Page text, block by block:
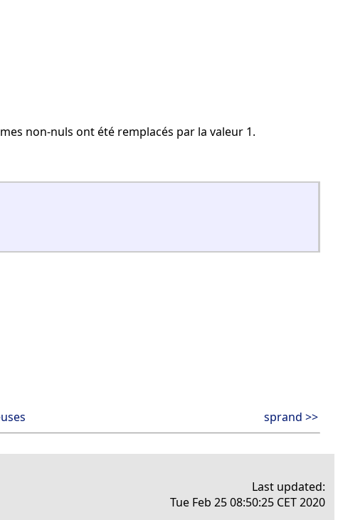
non-nuls ont été remplacés par la valeur 1.
sprand >>
Last updated:
Tue Feb 25 08:50:25 CET 2020